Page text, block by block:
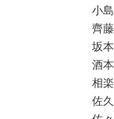
小
齊
坂
酒
相
佐